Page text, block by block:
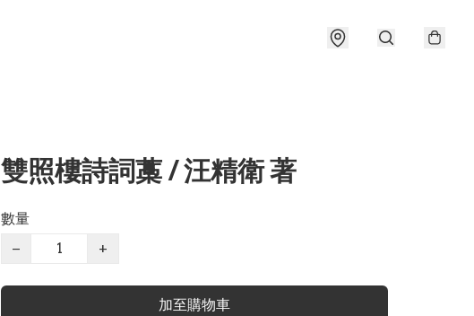
雙照樓詩詞藁 / 汪精衛 著
數量
−
+
加至購物車